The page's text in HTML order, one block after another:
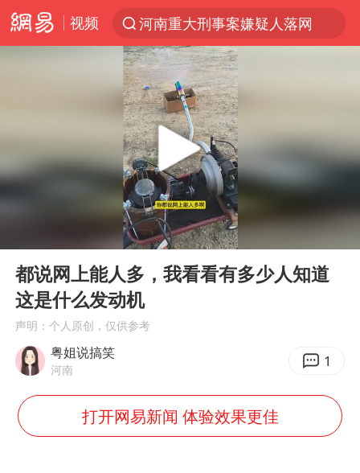
视频
河南重大刑事案嫌疑人落网
光影经济撬动暑期消费新蓝海
浙江上海等地有大雨或暴雨
《欢迎来龙餐馆》口碑
香港正式允许“拒绝抢救”
视频丨中国东方电气集团原党组副书记、董事宋致远被查
杭州全市有序停课
直击东北超：哈尔滨vs通辽
香港宏福苑火灾或由烟头引起
Play
00:10
都说网上能人多，我看看有多少人知道
这是什么发动机
声明：个人原创，仅供参考
粤姐说搞笑
河南 1
打开网易新闻 体验效果更佳